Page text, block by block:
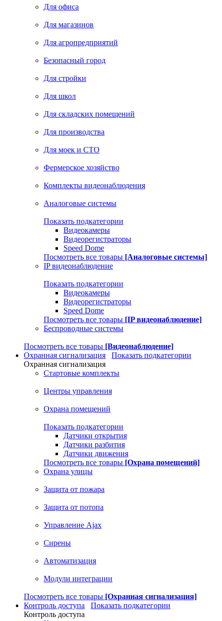
Для офиса
Для магазинов
Для агропредприятий
Безопасный город
Для стройки
Для школ
Для складских помещений
Для производства
Для моек и СТО
Фермерское хозяйство
Комплекты видеонаблюдения
Аналоговые системы
Показать подкатегории
Видеокамеры
Видеорегистраторы
Speed Dome
Посмотреть все товары [Аналоговые системы]
IP видеонаблюдение
Показать подкатегории
Видеокамеры
Видеорегистраторы
Speed Dome
Посмотреть все товары [IP видеонаблюдение]
Беспроводные системы
Посмотреть все товары [Видеонаблюдение]
Охранная сигнализация
Показать подкатегории
Охранная сигнализация
Стартовые комплекты
Центры управления
Охрана помещений
Показать подкатегории
Датчики открытия
Датчики разбития
Датчики движения
Посмотреть все товары [Охрана помещений]
Охрана улицы
Защита от пожара
Защита от потопа
Управление Ajax
Сирены
Автоматизация
Модули интеграции
Посмотреть все товары [Охранная сигнализация]
Контроль доступа
Показать подкатегории
Контроль доступа